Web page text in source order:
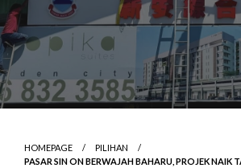
HOMEPAGE
PILIHAN
PASAR SIN ON BERWAJAH BAHARU, PROJEK NAIK